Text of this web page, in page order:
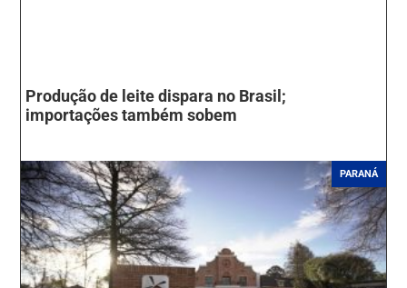
Produção de leite dispara no Brasil;
importações também sobem
PARANÁ